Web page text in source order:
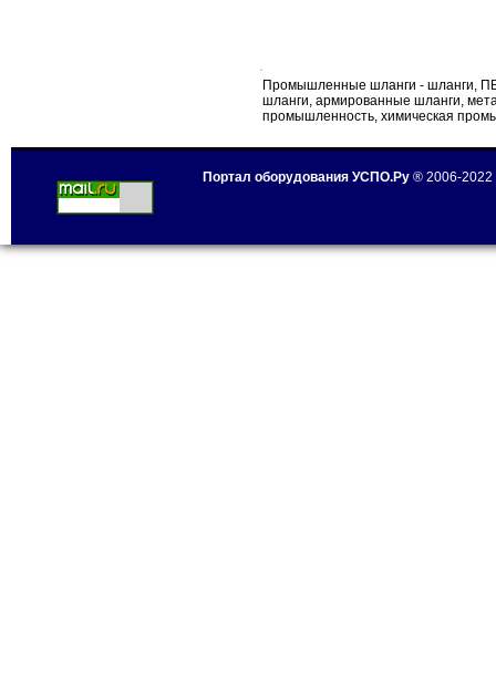
Промышленные шланги - шланги,
шланги, армированные шланги,
промышленность, химическая
Портал оборудования УСПО.Ру ® 2006-2022